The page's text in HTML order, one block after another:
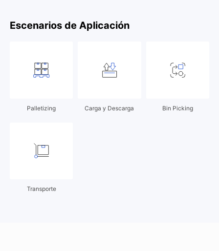
Escenarios de Aplicación
Palletizing Carga y Descarga Bin Picking
Transporte